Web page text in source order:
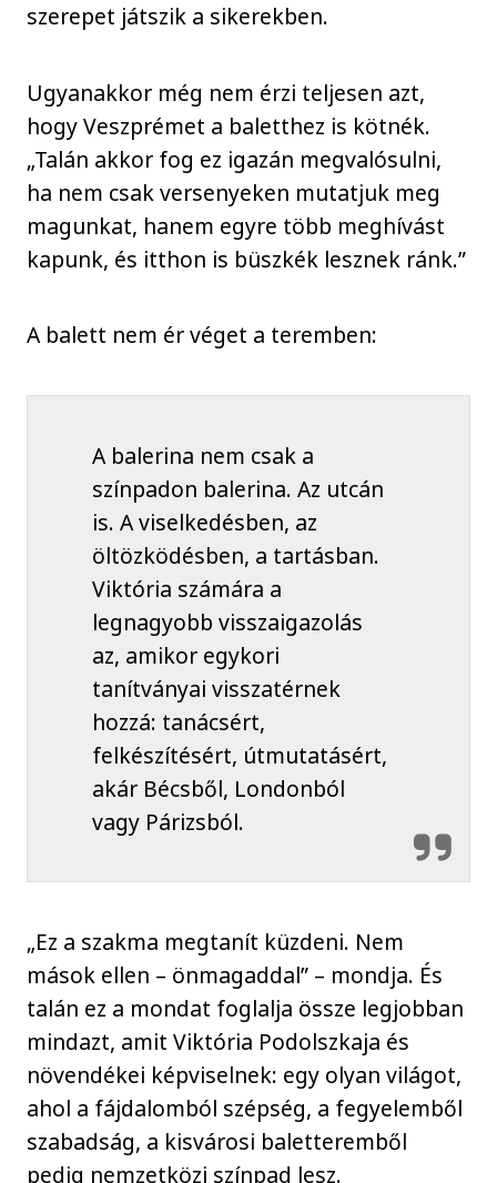
szerepet játszik a sikerekben.
Ugyanakkor még nem érzi teljesen azt,
hogy Veszprémet a baletthez is kötnék.
„Talán akkor fog ez igazán megvalósulni,
ha nem csak versenyeken mutatjuk meg
magunkat, hanem egyre több meghívást
kapunk, és itthon is büszkék lesznek ránk.”
A balett nem ér véget a teremben:
A balerina nem csak a
színpadon balerina. Az utcán
is. A viselkedésben, az
öltözködésben, a tartásban.
Viktória számára a
legnagyobb visszaigazolás
az, amikor egykori
tanítványai visszatérnek
hozzá: tanácsért,
felkészítésért, útmutatásért,
akár Bécsből, Londonból
vagy Párizsból.
„Ez a szakma megtanít küzdeni. Nem
mások ellen – önmagaddal” – mondja. És
talán ez a mondat foglalja össze legjobban
mindazt, amit Viktória Podolszkaja és
növendékei képviselnek: egy olyan világot,
ahol a fájdalomból szépség, a fegyelemből
szabadság, a kisvárosi baletteremből
pedig nemzetközi színpad lesz.